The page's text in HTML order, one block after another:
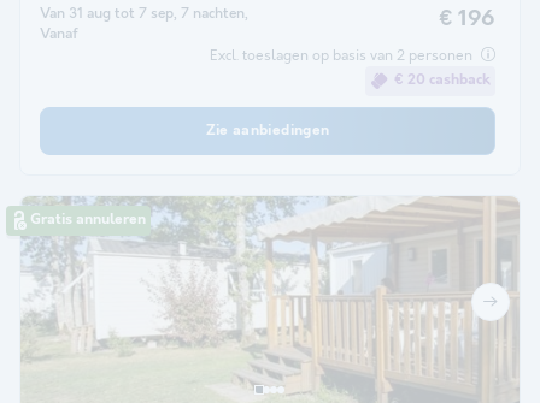
Van 31 aug tot 7 sep, 7 nachten,
Vanaf
€ 196
Excl. toeslagen op basis van 2 personen
€ 20 cashback
Zie aanbiedingen
Gratis annuleren